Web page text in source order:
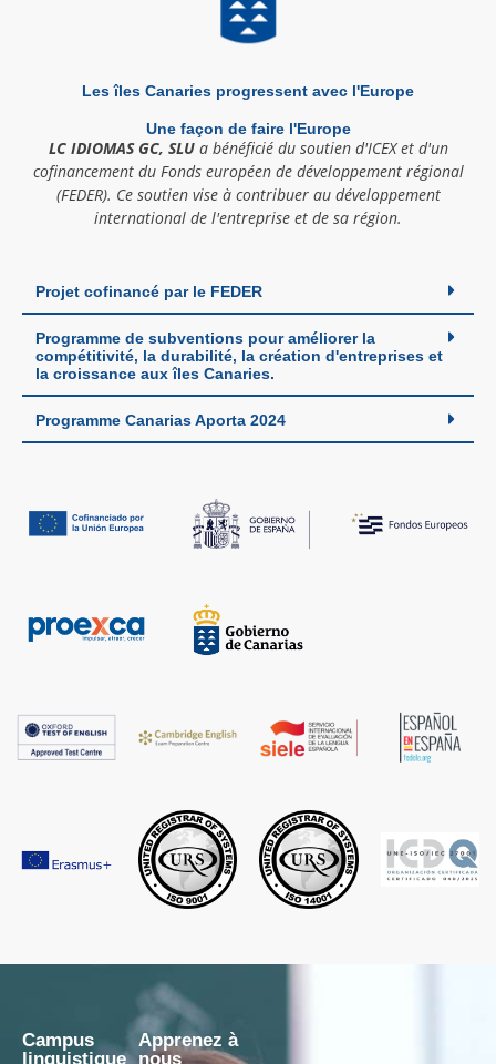
Les îles Canaries progressent avec l'Europe
Une façon de faire l'Europe
LC IDIOMAS GC, SLUa bénéficié du soutien d'ICEX et d'un
cofinancement du Fonds européen de développement régional
(FEDER). Ce soutien vise à contribuer au développement
international de l'entreprise et de sa région.
Projet cofinancé par le FEDER
Programme de subventions pour améliorer la
compétitivité, la durabilité, la création d'entreprises et
la croissance aux îles Canaries.
Programme Canarias Aporta 2024
Campus
linguistique
Apprenez à
nous